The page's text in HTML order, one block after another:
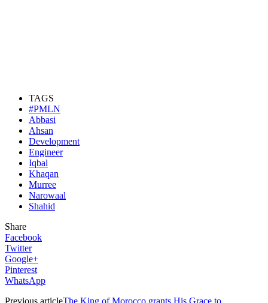
TAGS
#PMLN
Abbasi
Ahsan
Development
Engineer
Iqbal
Khaqan
Murree
Narowaal
Shahid
Share
Facebook
Twitter
Google+
Pinterest
WhatsApp